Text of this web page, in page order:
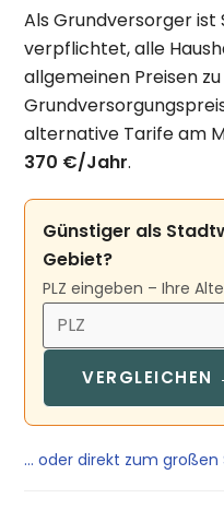
Als Grundversorger
verpflichtet, alle
allgemeinen Preisen
alternative Tarife am
370 €/Jahr.
Günstiger als
Gebiet?
PLZ eingeben – Ihre
VERGLEICHEN
… oder direkt zum